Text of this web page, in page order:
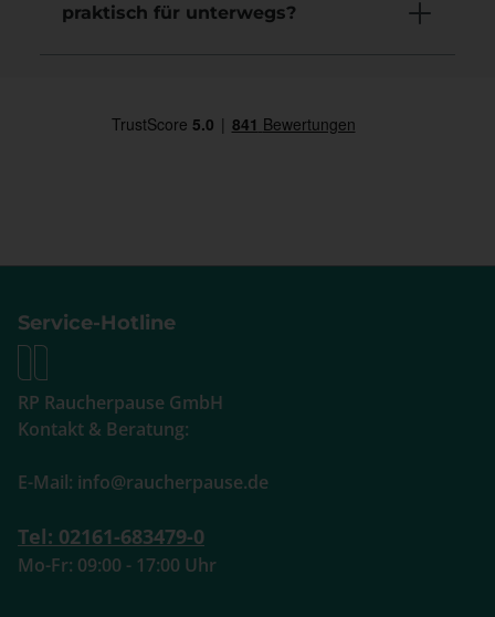
praktisch für unterwegs?
Service-Hotline
RP Raucherpause GmbH
Kontakt & Beratung:
E-Mail: info@raucherpause.de
Tel: 02161-683479-0
Mo-Fr: 09:00 - 17:00 Uhr